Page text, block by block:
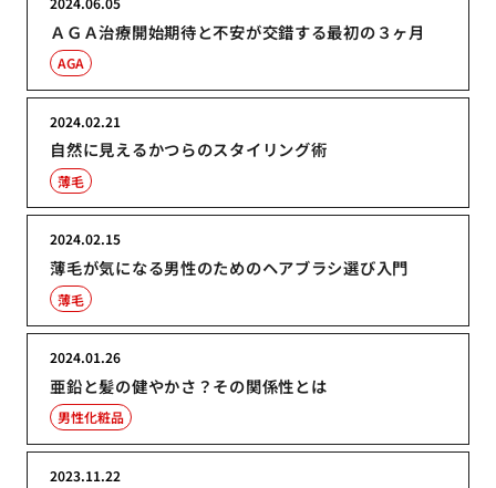
ＡＧＡ治療開始期待と不安が交錯する最初の３ヶ月
AGA
自然に見えるかつらのスタイリング術
2024.02.21
薄毛
薄毛が気になる男性のためのヘアブラシ選び入門
2024.02.15
薄毛
亜鉛と髪の健やかさ？その関係性とは
2024.01.26
男性化粧品
2023.11.22